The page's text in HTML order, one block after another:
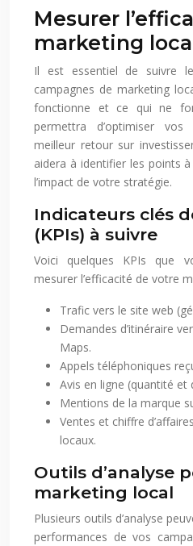
Mesurer
marketing
Il est essentiel de suivre
campagnes de marketing
fonctionne et ce qui ne
permettra d’optimiser
meilleur retour sur
aidera à identifier les points
l’impact de votre stratégie.
Indicateurs clés
(KPIs) à suivre
Voici quelques KPIs que
mesurer l’efficacité de votre
Trafic vers le site web
Demandes d’itinéraire
Maps.
Appels téléphoniques
Avis en ligne (quantité et
Mentions de la marque
Ventes et chiffre
locaux.
Outils d’analyse
marketing local
Plusieurs outils d’analyse
performances de vos